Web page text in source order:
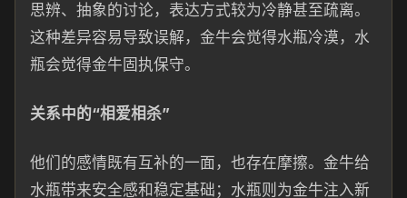
思辨、抽象的讨论，表达方式较为冷静甚至疏离。
这种差异容易导致误解，金牛会觉得水瓶冷漠，水
瓶会觉得金牛固执保守。
关系中的“相爱相杀”
他们的感情既有互补的一面，也存在摩擦。金牛给
水瓶带来安全感和稳定基础；水瓶则为金牛注入新